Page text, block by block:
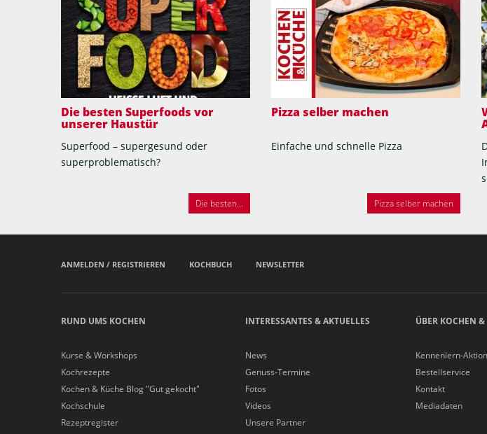
Die besten Superfoods vor
unserer Haustür
Superfood – supergesund oder
superproblematisch?
Die besten...
Pizza selber machen
Einfache und schnelle Pizza
Pizza selber machen
ANMELDEN / REGISTRIEREN KOCHBUCH NEWSLETTER
RUND UMS KOCHEN
Kurse & Workshops
Kochrezepte
Kochen & Küche Blog "Gut gekocht"
Kochschule
Rezeptregister
INTERESSANTES & AKTUELLES
News
Genuss-Termine
Fotos
Videos
Unsere Partner
ÜBER KOCHEN &
Kennenlern-Aktion
Bestellservice
Kontakt
Mediadaten